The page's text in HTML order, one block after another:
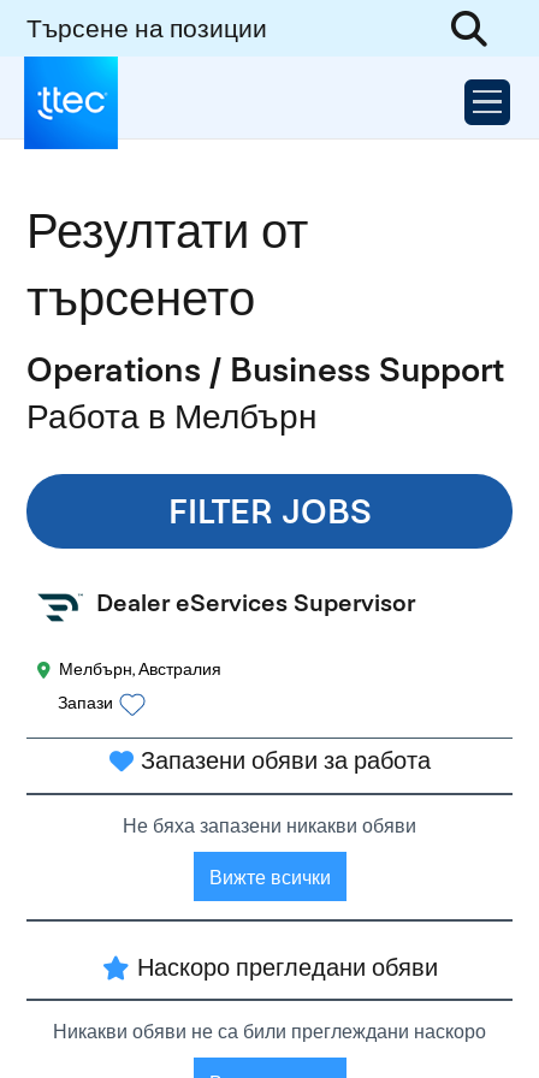
Търсене на позиции
Резултати от
търсенето
Operations / Business Support
Работа в Мелбърн
FILTER JOBS
Dealer eServices Supervisor
Мелбърн, Австралия
Запази
Запазени обяви за работа
Не бяха запазени никакви обяви
Вижте всички
Наскоро прегледани обяви
Никакви обяви не са били преглеждани наскоро